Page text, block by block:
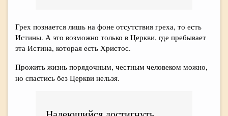
Грех познается лишь на фоне отсутствия греха, то есть
Истины. А это возможно только в Церкви, где пребывает
эта Истина, которая есть Христос.
Прожить жизнь порядочным, честным человеком можно,
но спастись без Церкви нельзя.